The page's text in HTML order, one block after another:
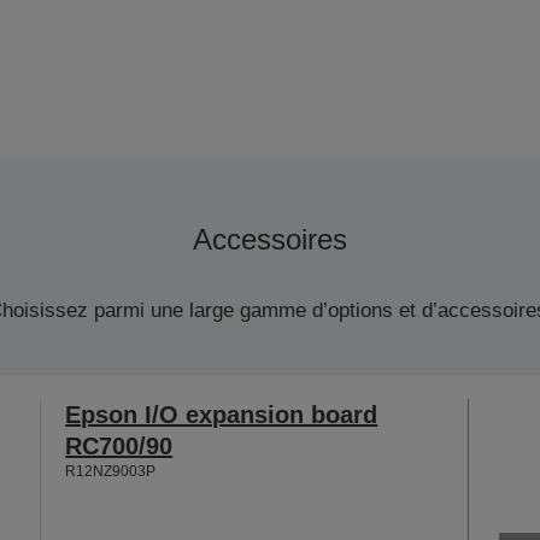
Accessoires
parmi une large gamme d’options et
Epson I/O expansion board
RC700/90
R12NZ9003P